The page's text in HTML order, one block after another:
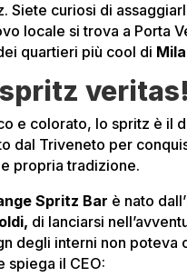
Siete curiosi di
locale si trova a Porta
quartieri più cool di
veritas!
e colorato, lo spritz è il
dal Triveneto per
propria tradizione.
Spritz Bar è nato
di lanciarsi
degli interni non poteva
spiega il CEO: